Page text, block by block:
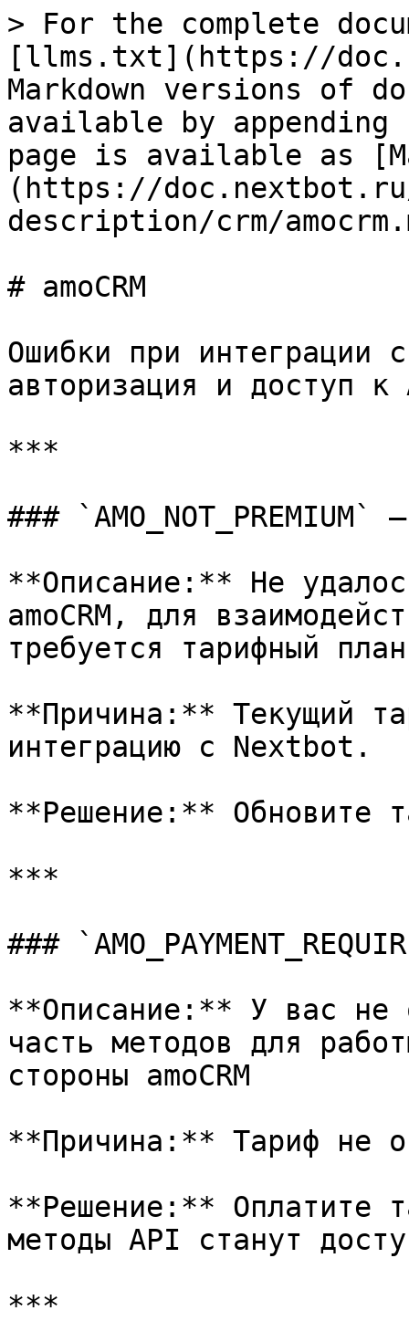
> For the complete
[llms.txt](https://
Markdown versions of
available by
page is available as
(https://
description/crm/
# amoCRM
Ошибки при интеграции
авторизация и доступ к
***
###
**Описание:** Не
amoCRM, для
требуется тарифный
**Причина:** Текущий
интеграцию с Nextbot.
**Решение:** Обновите
***
###
**Описание:** У вас не
часть методов для
стороны amoCRM
**Причина:** Тариф не
**Решение:** Оплатите
методы API станут
***